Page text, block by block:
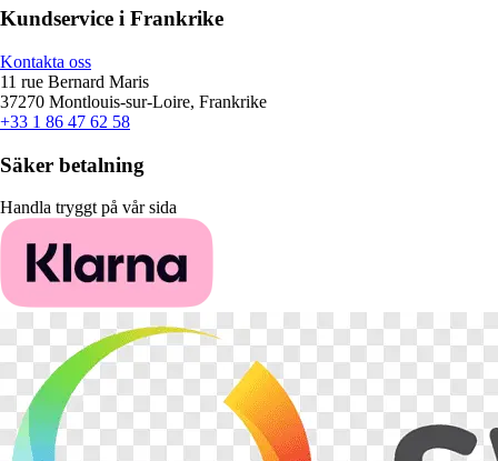
Kundservice i Frankrike
Kontakta oss
11 rue Bernard Maris
37270 Montlouis-sur-Loire, Frankrike
+33 1 86 47 62 58
Säker betalning
Handla tryggt på vår sida